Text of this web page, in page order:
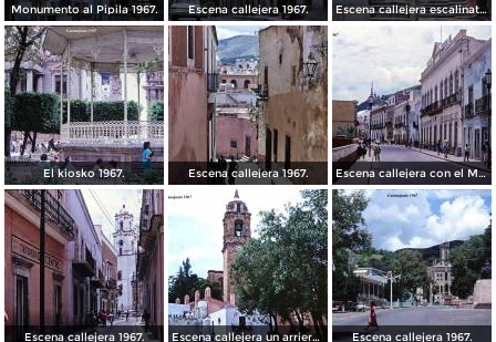
Monumento al Pipila 1967. Escena callejera 1967. Escena callejera escalinata 1967.
El kiosko 1967. Escena callejera 1967. Escena callejera con el Mto al Pipila al fondo 1967.
Escena callejera 1967. Escena callejera un arriero 1967. Escena callejera 1967.